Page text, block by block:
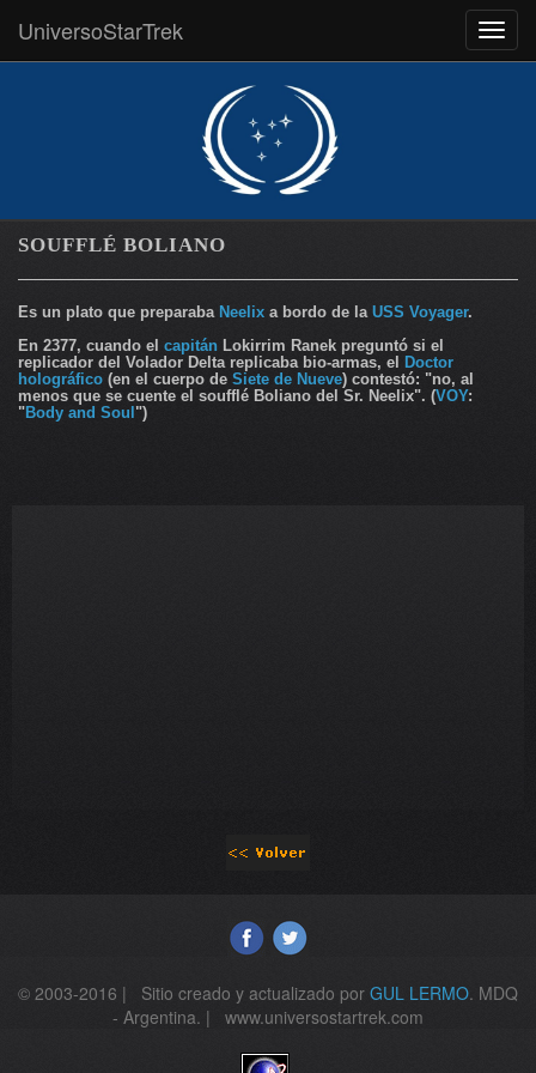
UniversoStarTrek
SOUFFLÉ BOLIANO
Es un plato que preparaba Neelix a bordo de la USS Voyager.
En 2377, cuando el capitán Lokirrim Ranek preguntó si el
replicador del Volador Delta replicaba bio-armas, el
Doctor
holográfico (en el cuerpo de Siete de Nueve) contestó: "no, al
menos que se cuente el soufflé Boliano del Sr. Neelix". (VOY:
"Body and Soul ")
© 2003-2016 | Sitio creado y actualizado por GUL LERMO. MDQ
- Argentina. | www.universostartrek.com